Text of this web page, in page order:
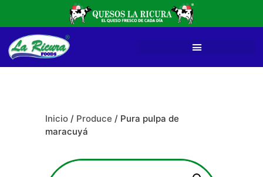
Inicio / Produce / Pura pulpa de
maracuyá